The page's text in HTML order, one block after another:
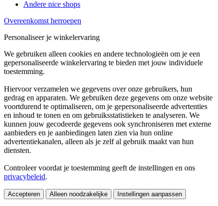
Andere nice shops
Overeenkomst herroepen
Personaliseer je winkelervaring
We gebruiken alleen cookies en andere technologieën om je een
gepersonaliseerde winkelervaring te bieden met jouw individuele
toestemming.
Hiervoor verzamelen we gegevens over onze gebruikers, hun
gedrag en apparaten. We gebruiken deze gegevens om onze website
voortdurend te optimaliseren, om je gepersonaliseerde advertenties
en inhoud te tonen en om gebruiksstatistieken te analyseren. We
kunnen jouw gecodeerde gegevens ook synchroniseren met externe
aanbieders en je aanbiedingen laten zien via hun online
advertentiekanalen, alleen als je zelf al gebruik maakt van hun
diensten.
Controleer voordat je toestemming geeft de instellingen en ons
privacybeleid.
Accepteren Alleen noodzakelijke Instellingen aanpassen